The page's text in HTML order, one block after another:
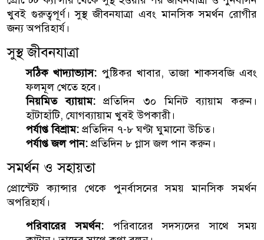
খুবই গুরুত্বপূর্ণ। সুস্থ জীবনযাত্রা এবং মানসিক সমর্থন রোগীর
জন্য অপরিহার্য।
সুস্থ জীবনযাত্রা
সঠিক খাদ্যাভ্যাস: পুষ্টিকর খাবার, তাজা শাকসবজি এবং
ফলমূল খেতে হবে।
নিয়মিত ব্যায়াম:প্রতিদিন ৩০ মিনিট ব্যায়াম করুন।
হাঁটাহাঁটি, যোগব্যায়াম খুবই উপকারী।
পর্যাপ্ত বিশ্রাম: প্রতিদিন ৭-৮ ঘণ্টা ঘুমানো উচিত।
পর্যাপ্ত জল পান: প্রতিদিন ৮ গ্লাস জল পান করুন।
সমর্থন ও সহায়তা
প্রোস্টেট ক্যান্সার থেকে পুনর্বাসনের সময় মানসিক সমর্থন
অপরিহার্য।
পরিবারের সমর্থন:পরিবারের সদস্যদের সাথে সময়